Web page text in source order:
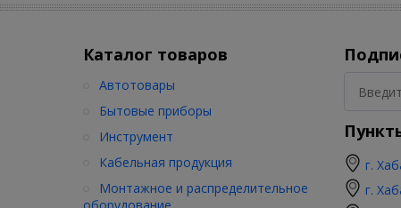
Каталог товаров
Автотовары
Бытовые приборы
Инструмент
Кабельная продукция
Монтажное и распределительное
г.
г.